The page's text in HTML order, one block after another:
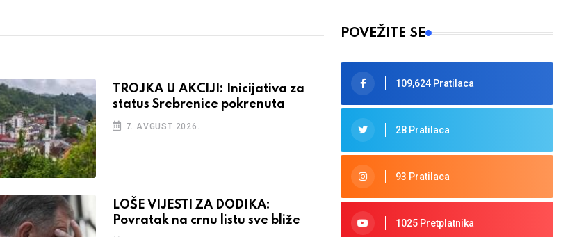
TROJKA U AKCIJI: Inicijativa za
status Srebrenice pokrenuta
7. AVGUST 2026.
LOŠE VIJESTI ZA DODIKA:
Povratak na crnu listu sve bliže
POVEŽITE SE
109,624 Pratilaca
28 Pratilaca
93 Pratilaca
1025 Pretplatnika